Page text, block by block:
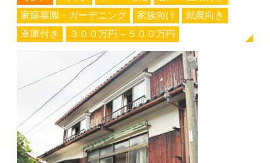
家庭菜園・ガーデニング
家族向け
就農向き
車庫付き
３００万円～５００万円